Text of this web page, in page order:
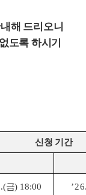
해 드리오니
도록 하시기
신청 기간
금) 18:00